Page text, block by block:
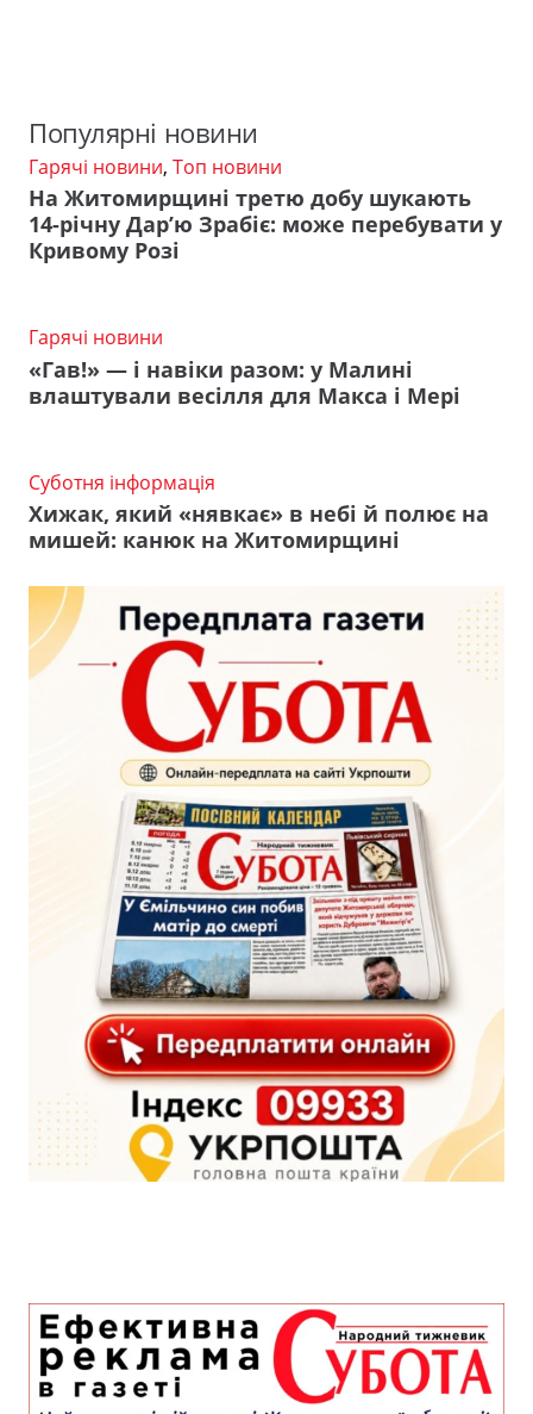
Популярні новини
Гарячі новини, Топ новини
На Житомирщині третю добу шукають
14-річну Дар’ю Зрабіє: може перебувати у
Кривому Розі
Гарячі новини
«Гав!» — і навіки разом: у Малині
влаштували весілля для Макса і Мері
Суботня інформація
Хижак, який «нявкає» в небі й полює на
мишей: канюк на Житомирщині